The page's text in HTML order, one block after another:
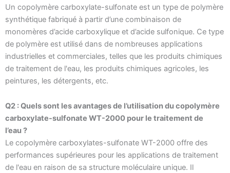
Un copolymère carboxylate-sulfonate est un type de polymère
synthétique fabriqué à partir d’une combinaison de
monomères d’acide carboxylique et d’acide sulfonique. Ce type
de polymère est utilisé dans de nombreuses applications
industrielles et commerciales, telles que les produits chimiques
de traitement de l'eau, les produits chimiques agricoles, les
peintures, les détergents, etc.
Q2 : Quels sont les avantages de l’utilisation du copolymère
carboxylate-sulfonate WT-2000 pour le traitement de
l’eau ?
Le copolymère carboxylates-sulfonate WT-2000 offre des
performances supérieures pour les applications de traitement
de l'eau en raison de sa structure moléculaire unique. Il